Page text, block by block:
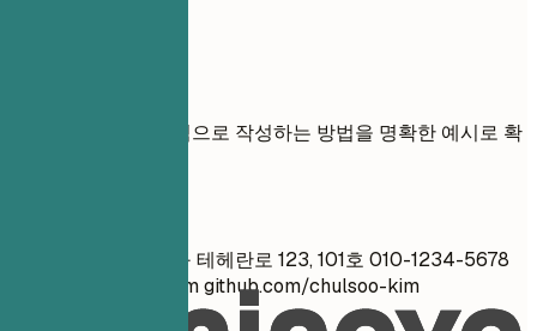
연락처 정보를 효과적으로 작성하는 방법을 명확한 예시로 확
김철수 서울시 강남구 테헤란로 123, 101호 010-1234-5678
abcd123@yahoo.comgithub.com/chulsoo-kim